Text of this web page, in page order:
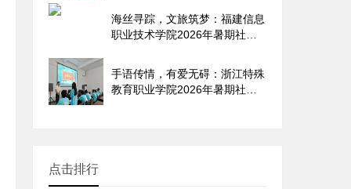
海丝寻踪，文旅筑梦：福建信息
职业技术学院2026年暑期社会
手语传情，有爱无碍：浙江特殊
教育职业学院2026年暑期社会
点击排行
青春践使命 志愿暖寒冬——